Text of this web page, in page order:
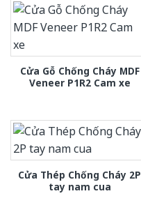
Cửa Gỗ Chống Cháy MDF
Veneer P1R2 Cam xe
Cửa Thép Chống Cháy 2P
tay nam cua